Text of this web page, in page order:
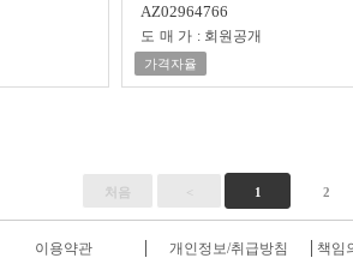
AZ02964766
도매가 : 회원공개
가격자율
처음 < 1 2
이용약관 개인정보/취급방침 책임